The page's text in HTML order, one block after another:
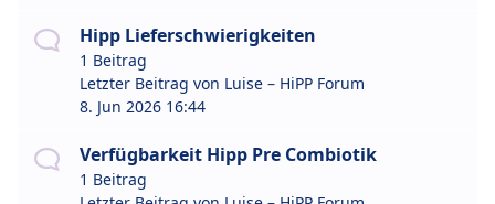
Hipp Lieferschwierigkeiten
1 Beitrag
Letzter Beitrag von Luise – HiPP Forum
8. Jun 2026 16:44
Verfügbarkeit Hipp Pre Combiotik
1 Beitrag